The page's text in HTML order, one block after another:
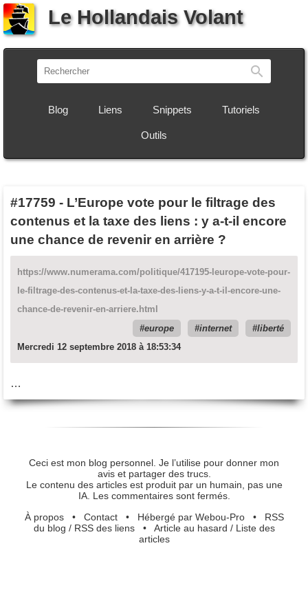
Le Hollandais Volant
Blog Liens Snippets Tutoriels
Outils
#17759 - L’Europe vote pour le filtrage des
contenus et la taxe des liens : y a-t-il encore
une chance de revenir en arrière ?
https://www.numerama.com/politique/417195-leurope-vote-pour-
le-filtrage-des-contenus-et-la-taxe-des-liens-y-a-t-il-encore-une-
chance-de-revenir-en-arriere.html
europe
internet
liberté
Mercredi 12 septembre 2018 à 18:53:34
…
Ceci est mon blog personnel. Je l’utilise pour donner mon
avis et partager des trucs.
Le contenu des articles est produit par un humain, pas une
IA. Les commentaires sont fermés.
À propos• Contact• Hébergé par Webou-Pro• RSS
du blog / RSS des liens• Article au hasard / Liste des
articles